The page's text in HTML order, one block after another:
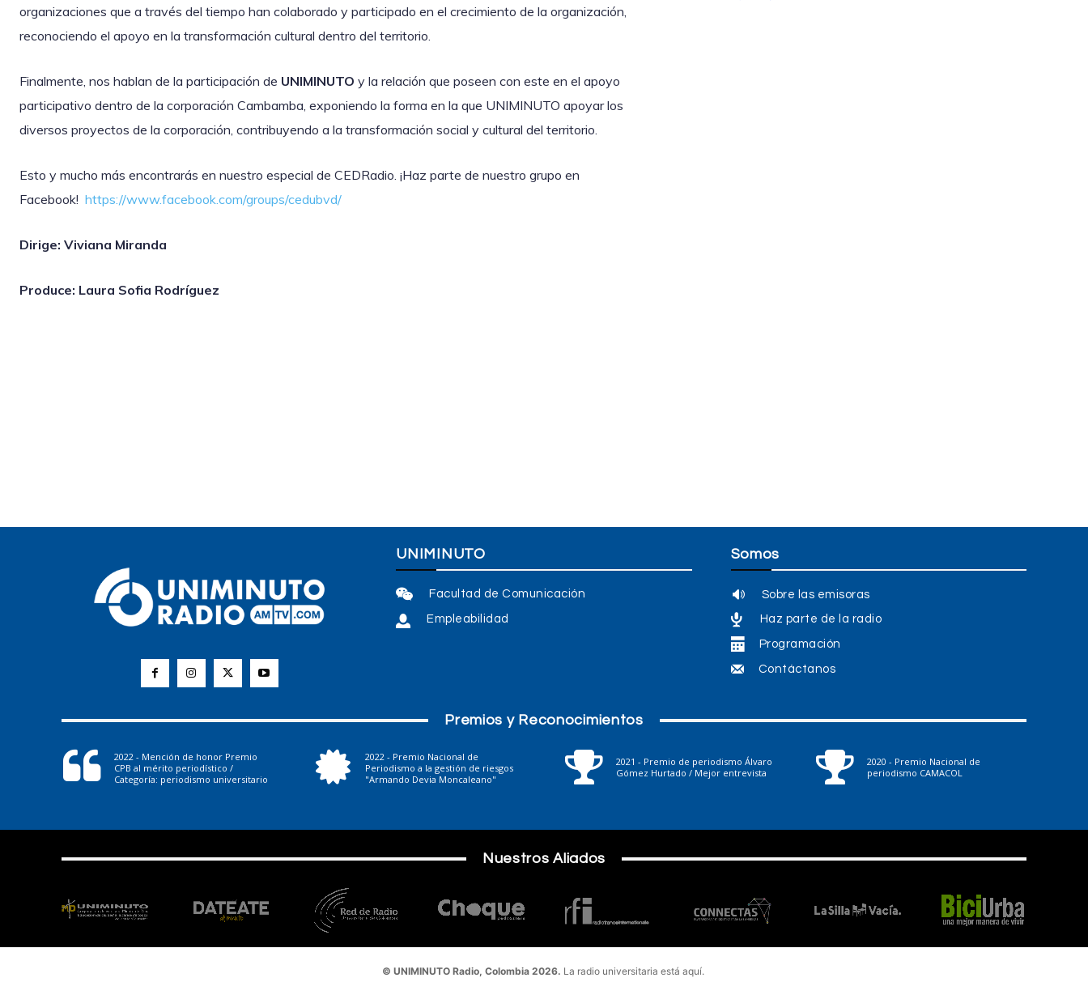
organizaciones que a través del tiempo han colaborado y participado en el crecimiento de la organización,
reconociendo el apoyo en la transformación cultural dentro del territorio.
Finalmente, nos hablan de la participación de UNIMINUTO y la relación que poseen con este en el apoyo
participativo dentro de la corporación Cambamba, exponiendo la forma en la que UNIMINUTO apoyar los
diversos proyectos de la corporación, contribuyendo a la transformación social y cultural del territorio.
Esto y mucho más encontrarás en nuestro especial de CEDRadio. ¡Haz parte de nuestro grupo en
Facebook! https://www.facebook.com/groups/cedubvd/
Dirige: Viviana Miranda
Produce: Laura Sofia Rodríguez
UNIMINUTO
Facultad de Comunicación
Empleabilidad
Somos
Sobre las emisoras
Haz parte de la radio
Programación
Contáctanos
Premios y Reconocimientos
2022 - Mención de honor Premio
CPB al mérito periodístico /
Categoría: periodismo universitario
2022 - Premio Nacional de
Periodismo a la gestión de riesgos
"Armando Devia Moncaleano"
2021 - Premio de periodismo Álvaro
Gómez Hurtado / Mejor entrevista
2020 - Premio Nacional de
periodismo CAMACOL
Nuestros Aliados
© UNIMINUTO Radio, Colombia 2026. La radio universitaria está aquí.